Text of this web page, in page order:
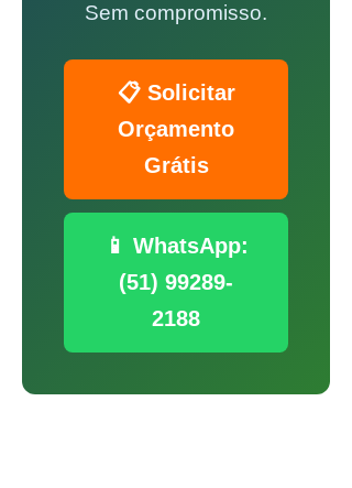
Sem compromisso.
📋 Solicitar
Orçamento
Grátis
📱 WhatsApp:
(51) 99289-
2188